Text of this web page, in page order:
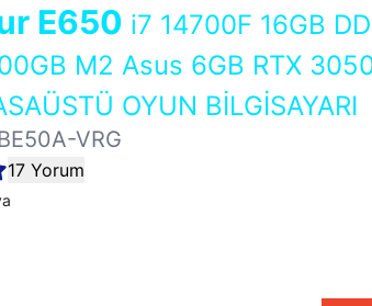
E650 i7 14700F 16GB
M2 Asus 6GB RTX
OYUN BİLGİSAYARI
VRG
17 Yorum